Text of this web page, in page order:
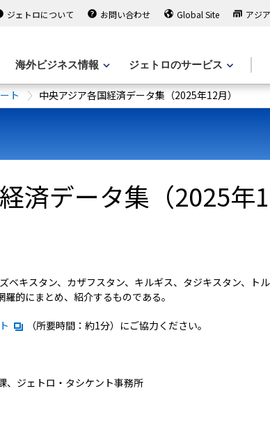
ジェトロについて お問い合わせ Global Site アジ
海外ビジネス情報 ジェトロのサービス
ト 中央アジア各国経済データ集（2025年12月）
済データ集（2025年
ベキスタン、カザフスタン、キルギス、タジキスタン、
的にまとめ、紹介するものである。
（所要時間：約1分）にご協力ください。
、ジェトロ・タシケント事務所